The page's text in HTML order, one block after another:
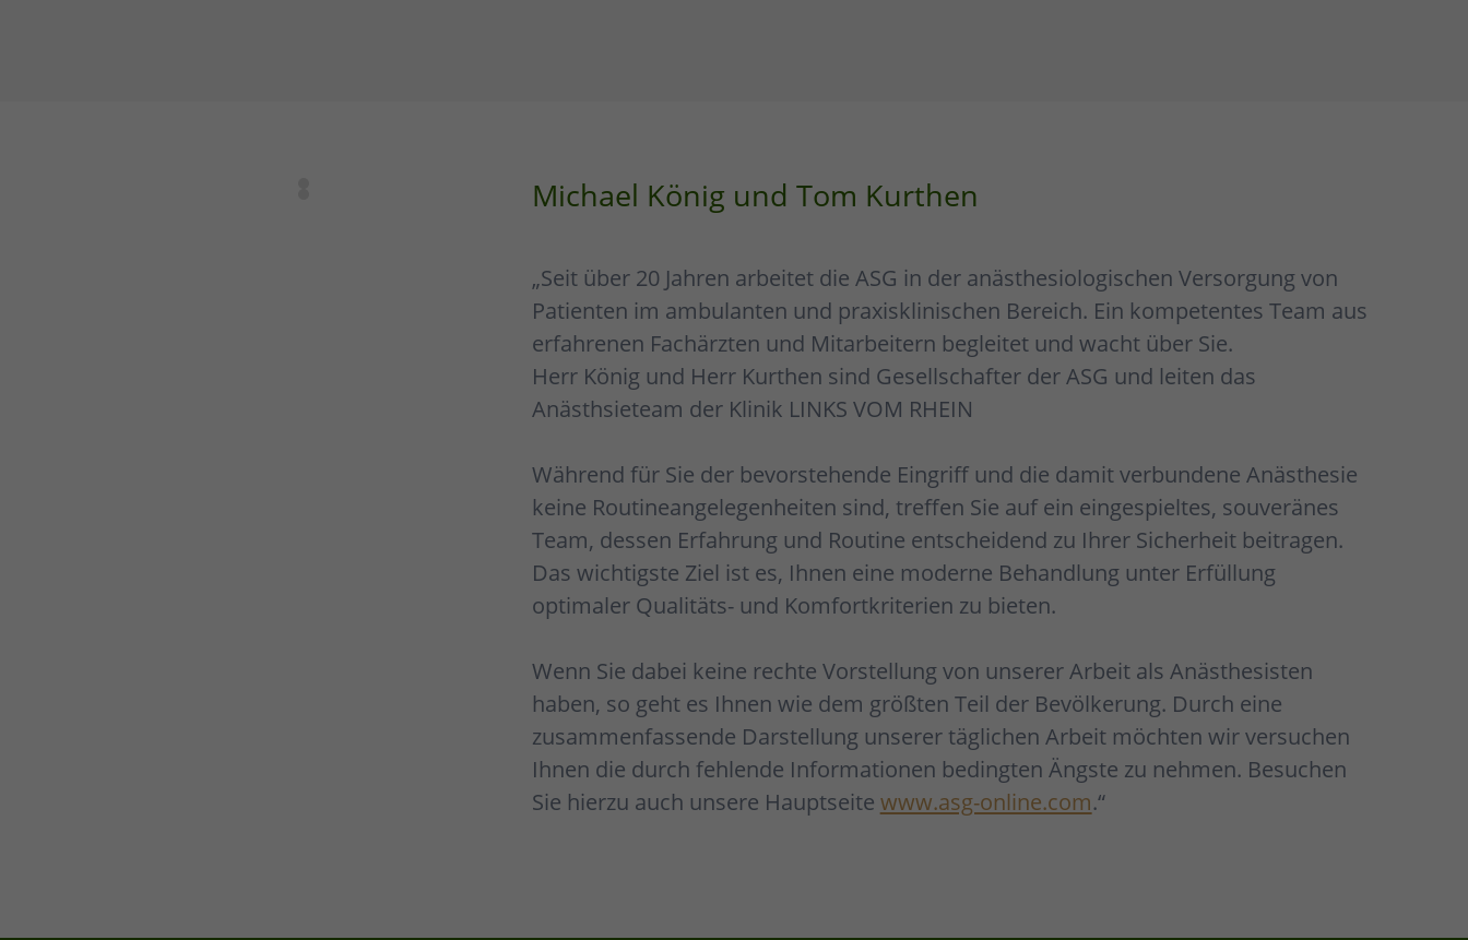
Michael König und Tom Kurthen
„Seit über 20 Jahren arbeitet die ASG in der anästhesiologischen Versorgung von
Patienten im ambulanten und praxisklinischen Bereich. Ein kompetentes Team aus
erfahrenen Fachärzten und Mitarbeitern begleitet und wacht über Sie.
Herr König und Herr Kurthen sind Gesellschafter der ASG und leiten das
Anästhsieteam der Klinik LINKS VOM RHEIN
Während für Sie der bevorstehende Eingriff und die damit verbundene Anästhesie
keine Routineangelegenheiten sind, treffen Sie auf ein eingespieltes, souveränes
Team, dessen Erfahrung und Routine entscheidend zu Ihrer Sicherheit beitragen.
Das wichtigste Ziel ist es, Ihnen eine moderne Behandlung unter Erfüllung
optimaler Qualitäts- und Komfortkriterien zu bieten.
Wenn Sie dabei keine rechte Vorstellung von unserer Arbeit als Anästhesisten
haben, so geht es Ihnen wie dem größten Teil der Bevölkerung. Durch eine
zusammenfassende Darstellung unserer täglichen Arbeit möchten wir versuchen
Ihnen die durch fehlende Informationen bedingten Ängste zu nehmen. Besuchen
Sie hierzu auch unsere Hauptseite www.asg-online.com.“